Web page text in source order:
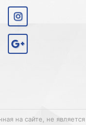
на сайте, не